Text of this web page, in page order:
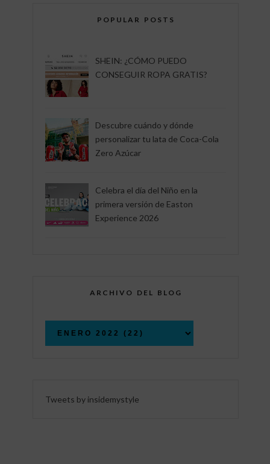
POPULAR POSTS
SHEIN: ¿CÓMO PUEDO
CONSEGUIR ROPA GRATIS?
Descubre cuándo y dónde
personalizar tu lata de Coca-Cola
Zero Azúcar
Celebra el día del Niño en la
primera versión de Easton
Experience 2026
ARCHIVO DEL BLOG
Tweets by insidemystyle